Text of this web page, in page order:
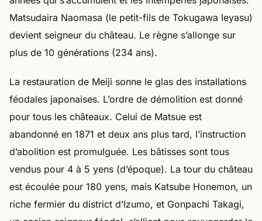
Matsudaira Naomasa (le petit-fils de Tokugawa Ieyasu)
devient seigneur du château. Le règne s’allonge sur
plus de 10 générations (234 ans).
La restauration de Meiji sonne le glas des installations
féodales japonaises. L’ordre de démolition est donné
pour tous les châteaux. Celui de Matsue est
abandonné en 1871 et deux ans plus tard, l’instruction
d’abolition est promulguée. Les bâtisses sont tous
vendus pour 4 à 5 yens (d’époque). La tour du château
est écoulée pour 180 yens, mais Katsube Honemon, un
riche fermier du district d’Izumo, et Gonpachi Takagi,